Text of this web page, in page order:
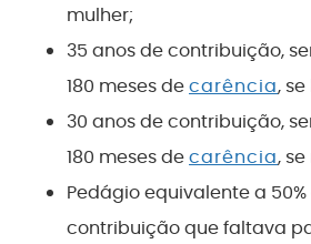
mulher;
35 anos de contribuição,
180 meses decarência,
30 anos de contribuição,
180 meses decarência,
Pedágio equivalente a
contribuição que faltava